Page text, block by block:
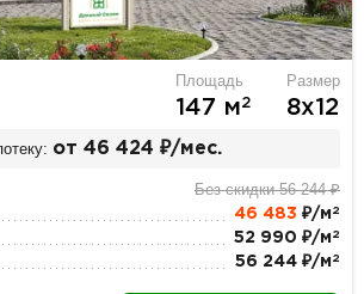
Площадь
147 м2
Размер
8х12
от 46 424 ₽/мес.
Без скидки 56 244 ₽
46 483 ₽/м 2
52 990 ₽/м 2
56 244 ₽/м 2